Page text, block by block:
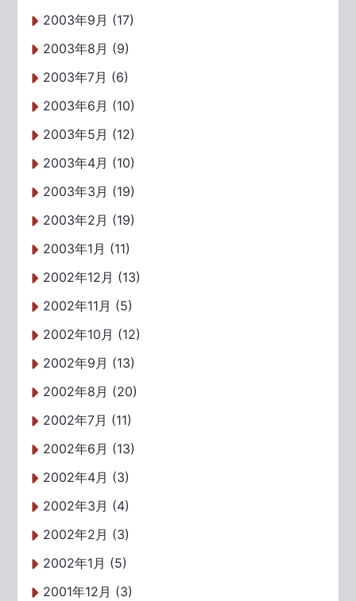
2003年9月 (17)
2003年8月 (9)
2003年7月 (6)
2003年6月 (10)
2003年5月 (12)
2003年4月 (10)
2003年3月 (19)
2003年2月 (19)
2003年1月 (11)
2002年12月 (13)
2002年11月 (5)
2002年10月 (12)
2002年9月 (13)
2002年8月 (20)
2002年7月 (11)
2002年6月 (13)
2002年4月 (3)
2002年3月 (4)
2002年2月 (3)
2002年1月 (5)
2001年12月 (3)